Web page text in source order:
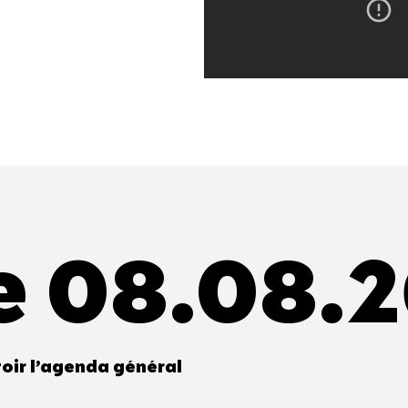
l’agenda général